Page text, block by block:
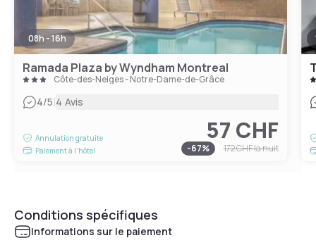
08h - 16h
Ramada Plaza by Wyndham Montreal
Côte-des-Neiges - Notre-Dame-de-Grâce
4/5|4 Avis
Annulation gratuite
Paiement à l'hôtel
57 CHF
-67% 172 CHFla nuit
Conditions spécifiques
Informations sur le paiement